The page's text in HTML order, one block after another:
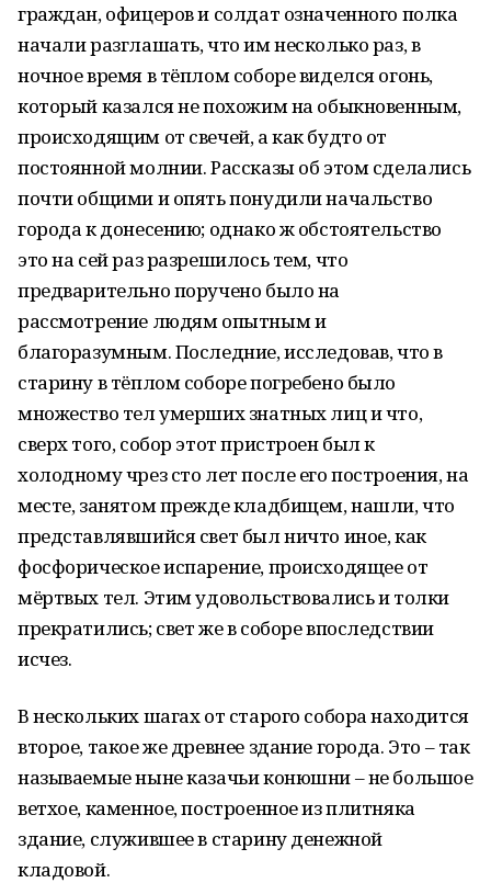
граждан, офицеров и солдат означенного полка
начали разглашать, что им несколько раз, в
ночное время в тёплом соборе виделся огонь,
который казался не похожим на обыкновенным,
происходящим от свечей, а как будто от
постоянной молнии. Рассказы об этом сделались
почти общими и опять понудили начальство
города к донесению; однако ж обстоятельство
это на сей раз разрешилось тем, что
предварительно поручено было на
рассмотрение людям опытным и
благоразумным. Последние, исследовав, что в
старину в тёплом соборе погребено было
множество тел умерших знатных лиц и что,
сверх того, собор этот пристроен был к
холодному чрез сто лет после его построения, на
месте, занятом прежде кладбищем, нашли, что
представлявшийся свет был ничто иное, как
фосфорическое испарение, происходящее от
мёртвых тел. Этим удовольствовались и толки
прекратились; свет же в соборе впоследствии
исчез.
В нескольких шагах от старого собора находится
второе, такое же древнее здание города. Это – так
называемые ныне казачьи конюшни – не большое
ветхое, каменное, построенное из плитняка
здание, служившее в старину денежной
кладовой.